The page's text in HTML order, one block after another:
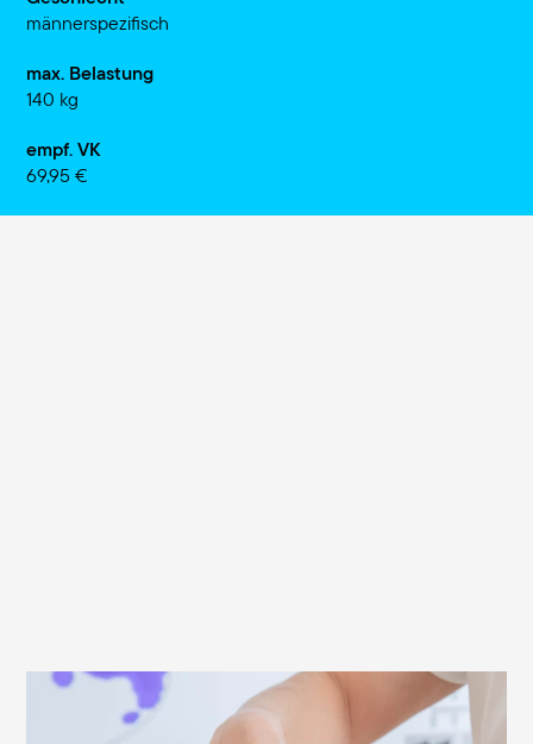
männerspezifisch
max. Belastung
140 kg
empf. VK
69,95 €
Worauf du beim Montieren deines Sattels